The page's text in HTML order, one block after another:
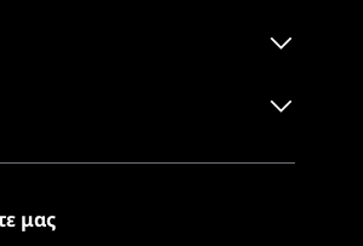
μας